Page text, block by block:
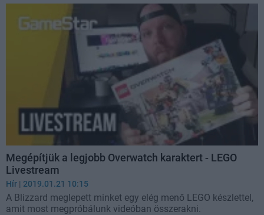
Megépítjük a legjobb Overwatch karaktert - LEGO
Livestream
Hír | 2019.01.21 10:15
A Blizzard meglepett minket egy elég menő LEGO készlettel,
amit most megpróbálunk videóban összerakni.